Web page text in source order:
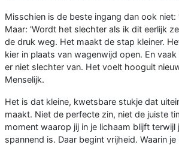
Misschien is de beste ingang dan ook niet:
Maar: 'Wordt het slechter als ik dit eerlijk
de druk weg. Het maakt de stap kleiner.
kier in plaats van wagenwijd open. En
er niet slechter van. Het voelt hooguit
Menselijk.
Het is dat kleine, kwetsbare stukje dat
maakt. Niet de perfecte zin, niet de juiste
moment waarop jij in je lichaam blijft terwijl
spannend is. Daar begint vrijheid. Waarin